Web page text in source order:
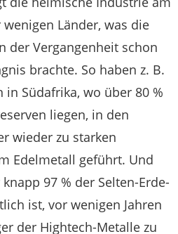
Länder, was die
der Vergangenheit schon
brachte. So haben z. B.
in Südafrika, wo über 80 %
liegen, in den
wieder zu starken
Edelmetall geführt. Und
97 % der Selten-Erde-
ist, vor wenigen Jahren
der Hightech-Metalle zu